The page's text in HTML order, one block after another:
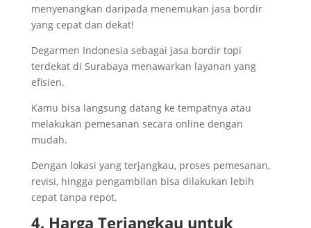
menyenangkan daripada menemukan jasa bordir
yang cepat dan dekat!
Degarmen Indonesia sebagai jasa bordir topi
terdekat di Surabaya menawarkan layanan yang
efisien.
Kamu bisa langsung datang ke tempatnya atau
melakukan pemesanan secara online dengan
mudah.
Dengan lokasi yang terjangkau, proses pemesanan,
revisi, hingga pengambilan bisa dilakukan lebih
cepat tanpa repot.
4. Harga Terjangkau untuk